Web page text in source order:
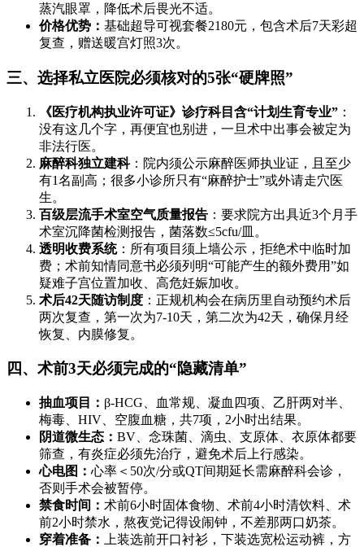
蒸汽眼罩，降低术后畏光不适。
价格优势： 基础超导可视套餐2180元，包含术后7天彩超
复查，赠送暖宫灯照3次。
三、选择私立医院必须核对的5张“硬牌照”
《医疗机构执业许可证》诊疗科目含“计划生育专业” ：
没有这几个字，再便宜也别进，一旦术中出事会被定为
非法行医。
麻醉科独立建科：院内须公示麻醉医师执业证，且至少
有1名副高；很多小诊所只有“麻醉护士”或外请走穴医
生。
百级层流手术室空气质量报告 ：要求院方出具近3个月手
术室沉降菌检测报告，菌落数≤5cfu/皿。
透明收费系统：所有项目须上墙公示，拒绝术中临时加
费；术前知情同意书必须列明“可能产生的额外费用”如
疑难子宫位置加收、高危妊娠加收。
术后42天随访制度 ：正规机构会在病历里自动预约术后
两次复查，第一次为7-10天，第二次为42天，确保月经
恢复、内膜修复。
四、术前3天必须完成的“隐藏清单”
抽血项目： β-HCG、血常规、凝血四项、乙肝两对半、
梅毒、HIV、空腹血糖，共7项，2小时出结果。
阴道微生态： BV、念珠菌、滴虫、支原体、衣原体都要
筛查，有炎症必须先治疗，避免术后上行感染。
心电图： 心率＜50次/分或QT间期延长需麻醉科会诊，
否则手术会被暂停。
禁食时间： 术前6小时固体食物、术前4小时清饮料、术
前2小时禁水，熬夜党记得设闹钟，不差那两口奶茶。
穿着准备：
上装选前开口衬衫，下装选宽松运动裤，方